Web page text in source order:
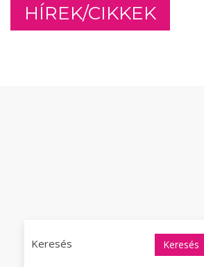
HÍREK/CIKKEK
Keresés